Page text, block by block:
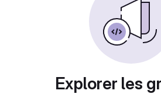
Explorer les